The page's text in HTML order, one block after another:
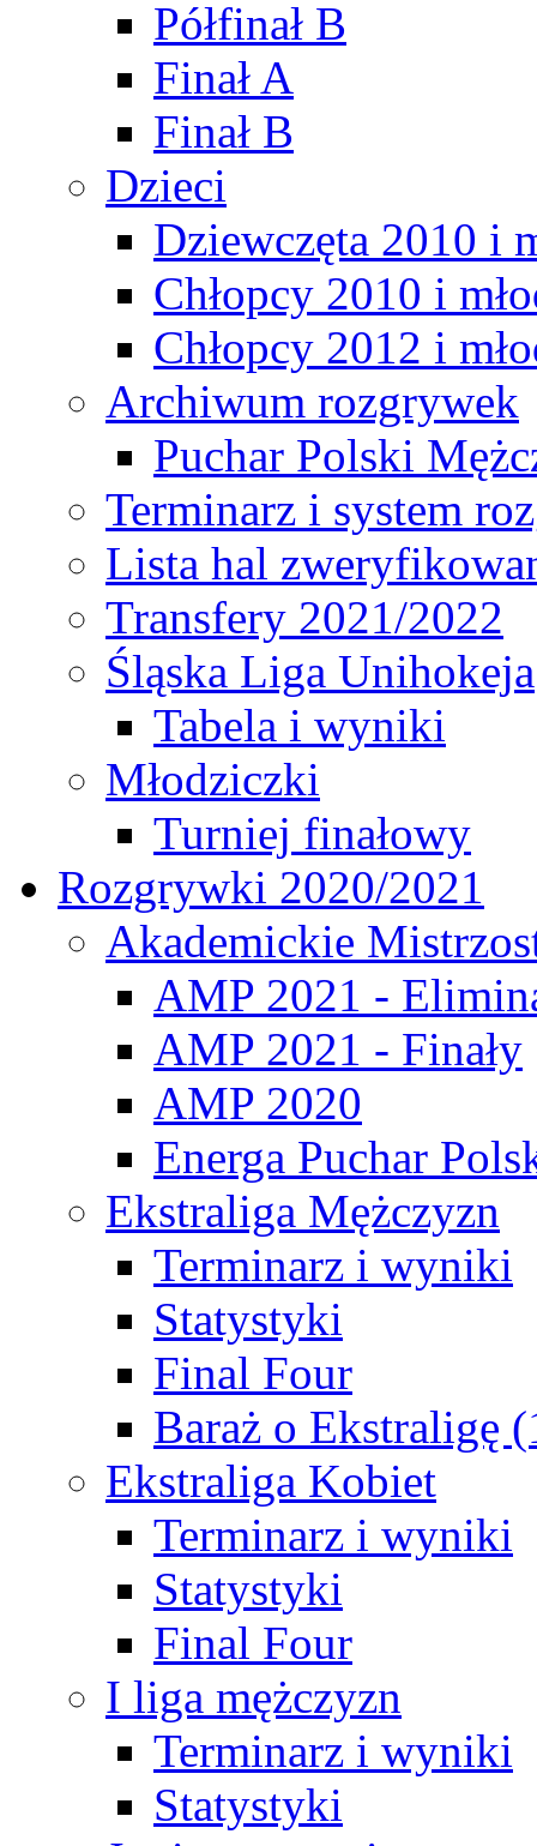
Półfinał B
Finał A
Finał B
Dzieci
Dziewczęta 2010 i
Chłopcy 2010 i
Chłopcy 2012 i
Archiwum rozgrywek
Puchar Polski
Terminarz i system
Lista hal
Transfery 2021/2022
Śląska Liga Unihokeja
Tabela i wyniki
Młodziczki
Turniej finałowy
Rozgrywki 2020/2021
Akademickie
AMP 2021 -
AMP 2021 - Finały
AMP 2020
Energa Puchar
Ekstraliga Mężczyzn
Terminarz i wyniki
Statystyki
Final Four
Baraż o Ekstraligę
Ekstraliga Kobiet
Terminarz i wyniki
Statystyki
Final Four
I liga mężczyzn
Terminarz i wyniki
Statystyki